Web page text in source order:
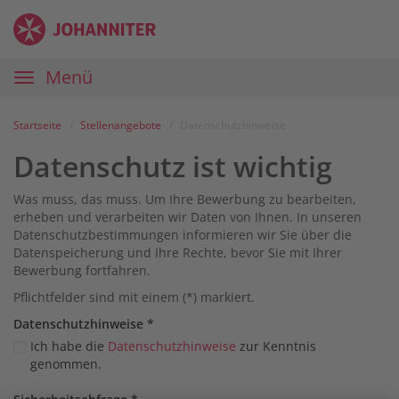
Zum
Inhalt
Anmelden
Zur
Navigation
Zur
Startseite
Karriereportal
Johanniter
Hauptnavigation
Menü
Startseite Stellenangebote
Datenschutz ist wichtig
Was muss, das muss. Um Ihre Bewerbung zu bearbeiten,
erheben und verarbeiten wir Daten von Ihnen. In unseren
Datenschutzbestimmungen informieren wir Sie über die
Datenspeicherung und Ihre Rechte, bevor Sie mit Ihrer
Bewerbung fortfahren.
Pflichtfelder sind mit einem (*) markiert.
Datenschutz­hinweise *
Ich habe die Datenschutzhinweise zur Kenntnis
genommen.